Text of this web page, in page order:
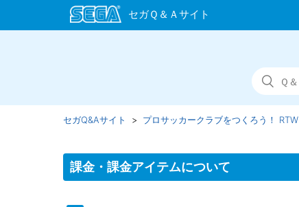
セガQ&Aサイト プロサッカークラブをつくろう！ RTW
課金・課金アイテムについて